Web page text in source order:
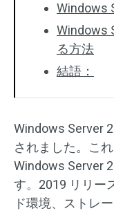
Windows
Windows
る方法
結語：
Windows Server
されました。こ
Windows Server
す。2019 リリー
ド環境、ストレ